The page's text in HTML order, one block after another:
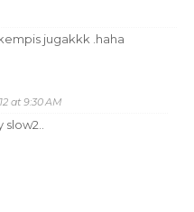
jugakkk .haha
at 9:30 AM